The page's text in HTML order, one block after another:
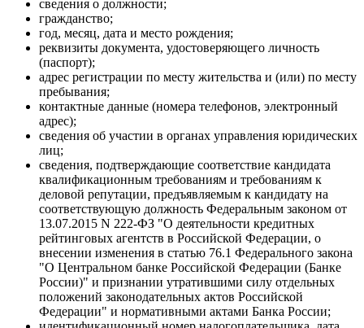
сведения о должности;
гражданство;
год, месяц, дата и место рождения;
реквизиты документа, удостоверяющего личность
(паспорт);
адрес регистрации по месту жительства и (или) по месту
пребывания;
контактные данные (номера телефонов, электронный
адрес);
сведения об участии в органах управления юридических
лиц;
сведения, подтверждающие соответствие кандидата
квалификационным требованиям и требованиям к
деловой репутации, предъявляемым к кандидату на
соответствующую должность Федеральным законом от
13.07.2015 N 222-ФЗ "О деятельности кредитных
рейтинговых агентств в Российской Федерации, о
внесении изменения в статью 76.1 Федерального закона
"О Центральном банке Российской Федерации (Банке
России)" и признании утратившими силу отдельных
положений законодательных актов Российской
Федерации" и нормативными актами Банка России;